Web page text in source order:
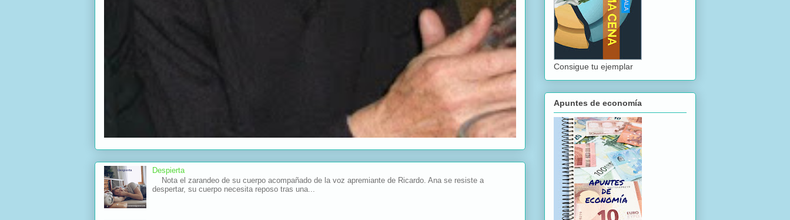
Despierta
Nota el zarandeo de su cuerpo acompañado de la voz apremiante de Ricardo. Ana se resiste a
despertar, su cuerpo necesita reposo tras una...
Consigue tu ejemplar
Apuntes de economía